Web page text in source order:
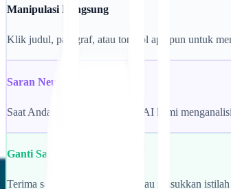
Manipulasi Langsung
Klik judul, paragraf, atau tombol apa pun untuk
Saran Neural
Saat Anda memilih teks, mesin AI kami
Ganti Satu Klik
Terima saran AI secara instan atau masukkan